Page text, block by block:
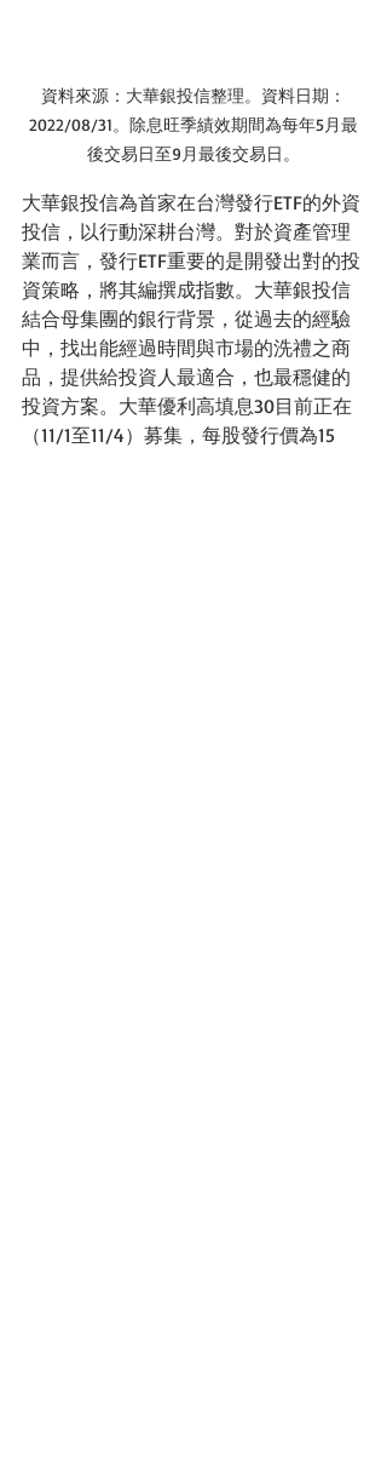
資料來源：大華銀投信整理。資料日期：
2022/08/31。除息旺季績效期間為每年5月最
後交易日至9月最後交易日。
大華銀投信為首家在台灣發行ETF的外資
投信，以行動深耕台灣。對於資產管理
業而言，發行ETF重要的是開發出對的投
資策略，將其編撰成指數。大華銀投信
結合母集團的銀行背景，從過去的經驗
中，找出能經過時間與市場的洗禮之商
品，提供給投資人最適合，也最穩健的
投資方案。大華優利高填息30目前正在
（11/1至11/4）募集，每股發行價為15